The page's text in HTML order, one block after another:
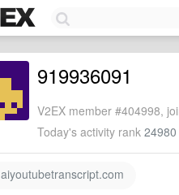
919936091
V2EX member #404998,
Today's activity rank 24980
aiyoutubetranscript.com